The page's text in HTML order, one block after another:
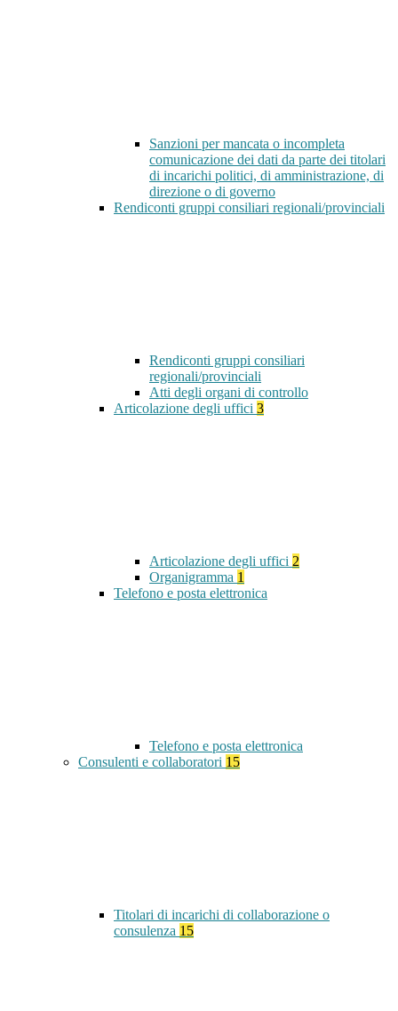
Sanzioni per mancata o incompleta
comunicazione dei dati da parte dei titolari
di incarichi politici, di amministrazione, di
direzione o di governo
Rendiconti gruppi consiliari regionali/provinciali
Rendiconti gruppi consiliari
regionali/provinciali
Atti degli organi di controllo
Articolazione degli uffici 3
Articolazione degli uffici 2
Organigramma 1
Telefono e posta elettronica
Telefono e posta elettronica
Consulenti e collaboratori 15
Titolari di incarichi di collaborazione o
consulenza 15